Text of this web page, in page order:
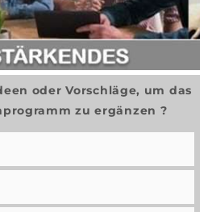
oder Vorschläge, um das
zu ergänzen ?